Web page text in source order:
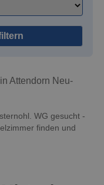
Attendorn Neu-
WG gesucht -
finden und